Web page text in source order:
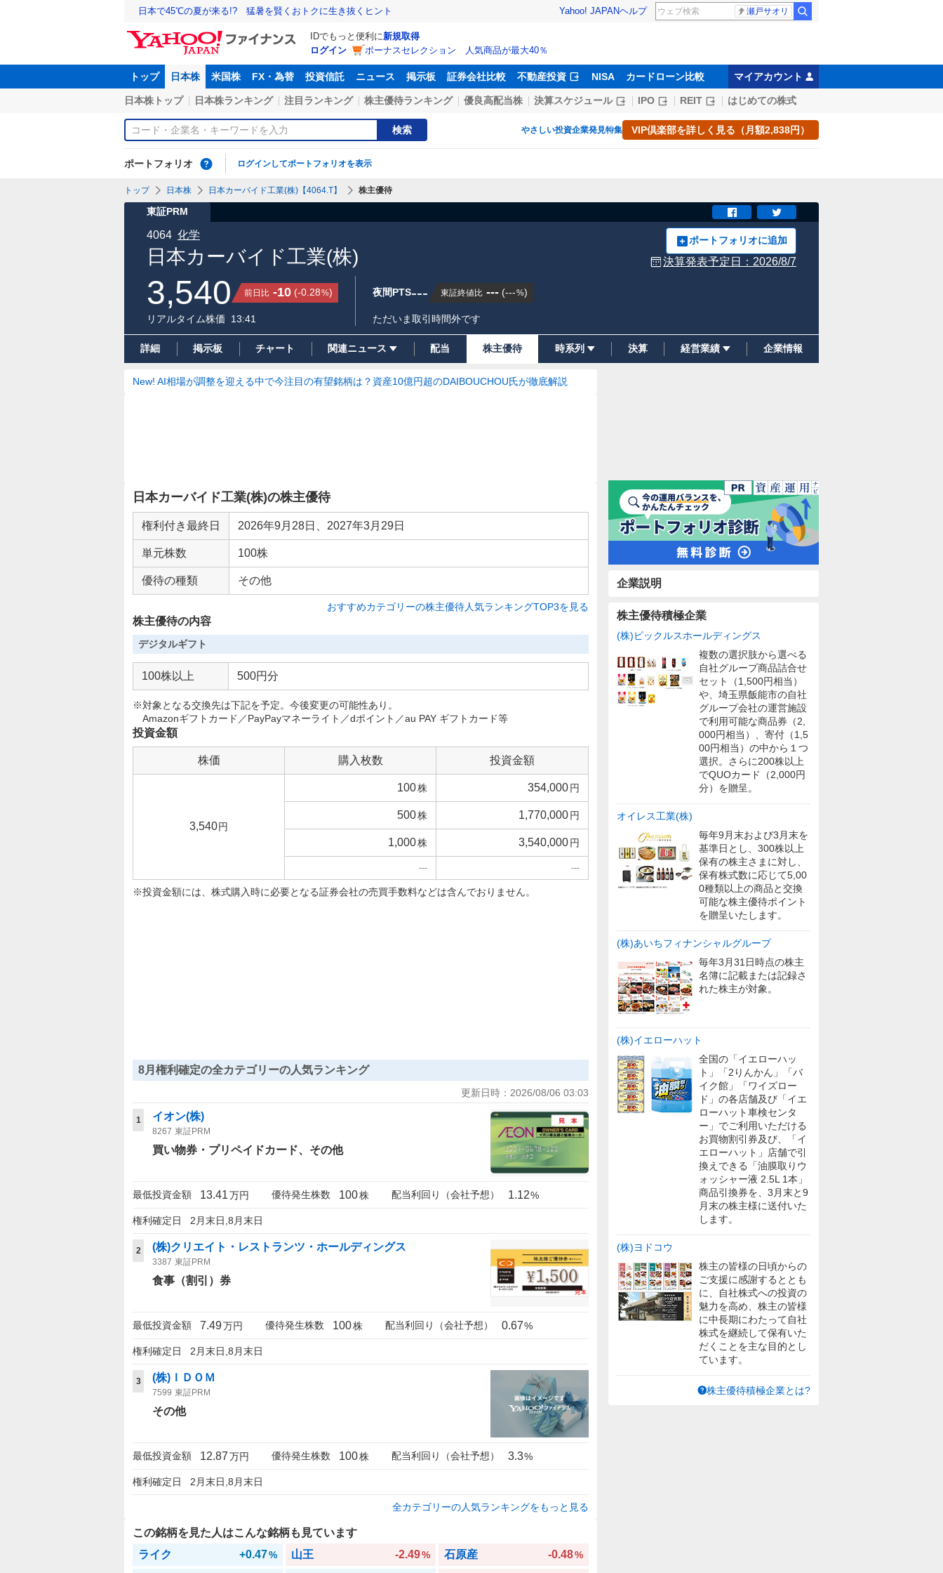
日本で45℃の夏が来る!? 猛暑を賢くおトクに生き抜くヒント Yahoo! JAPANヘルプ 瀬戸サオリ
IDでもっと便利に新規取得
ログイン
ボーナスセレクション 人気商品が最大40％
トップ 日本株 米国株 FX・為替 投資信託 ニュース 掲示板 証券会社比較 不動産投資 NISA カードローン比較 マイアカウント
日本株トップ 日本株ランキング 注目ランキング 株主優待ランキング 優良高配当株 決算スケジュール IPO REIT はじめての株式
検索 やさしい投資企業発見特集 VIP倶楽部を詳しく見る（月額2,838円）
ポートフォリオ ログインしてポートフォリオを表示
トップ 日本株 日本カーバイド工業(株)【4064.T】 株主優待
東証PRM
日本カーバイド工業(株)
4064 化学 ポートフォリオに追加
決算発表予定日： 2026/8/7
3,540 前日比 -10 (-0.28%)
リアルタイム株価 13:41
夜間PTS--- 東証終値比 --- (---%)
ただいま取引時間外です
詳細 掲示板 チャート 関連ニュース 配当 株主優待 時系列 決算 経営業績 企業情報
New! AI相場が調整を迎える中で今注目の有望銘柄は？資産10億円超のDAIBOUCHOU氏が徹底解説
日本カーバイド工業(株)の株主優待
権利付き最終日 2026年9月28日、2027年3月29日
単元株数 100株
優待の種類 その他
おすすめカテゴリーの株主優待人気ランキングTOP3を見る
株主優待の内容
デジタルギフト
100株以上 500円分
※対象となる交換先は下記を予定。今後変更の可能性あり。
Amazonギフトカード／PayPayマネーライト／dポイント／au PAY ギフトカード等
投資金額
株価 購入枚数 投資金額
3,540円
100株 354,000円
500株 1,770,000円
1,000株 3,540,000円
--- ---
投資金額には、株式購入時に必要となる証券会社の売買手数料などは含んでおりません。
8月権利確定の全カテゴリーの人気ランキング
更新日時： 2026/08/06 03:03
1 イオン(株)
8267 東証PRM
買い物券・プリペイドカード その他
最低投資金額 13.41万円 優待発生株数 100株 配当利回り（会社予想） 1.12%
権利確定日 2月末日,8月末日
2 (株)クリエイト・レストランツ・ホールディングス
3387 東証PRM
食事（割引）券
最低投資金額 7.49万円 優待発生株数 100株 配当利回り（会社予想） 0.67%
権利確定日 2月末日,8月末日
3 (株)ＩＤＯＭ
7599 東証PRM
その他
最低投資金額 12.87万円 優待発生株数 100株 配当利回り（会社予想） 3.3%
権利確定日 2月末日,8月末日
全カテゴリーの人気ランキングをもっと見る
この銘柄を見た人はこんな銘柄も見ています
ライク
+0.47% 山王 -2.49% 石原産 -0.48%
企業説明
株主優待積極企業
(株)ピックルスホールディングス
複数の選択肢から選べる
自社グループ商品詰合せ
セット（1,500円相当）
や、埼玉県飯能市の自社
グループ会社の運営施設
で利用可能な商品券（2,
000円相当）、寄付（1,5
00円相当）の中から１つ
選択。さらに200株以上
でQUOカード（2,000円
分）を贈呈。
オイレス工業(株)
毎年9月末および3月末を
基準日とし、300株以上
保有の株主さまに対し、
保有株式数に応じて5,00
0種類以上の商品と交換
可能な株主優待ポイント
を贈呈いたします。
(株)あいちフィナンシャルグループ
毎年3月31日時点の株主
名簿に記載または記録さ
れた株主が対象。
(株)イエローハット
全国の「イエローハッ
ト」「2りんかん」「バ
イク館」「ワイズロー
ド」の各店舗及び「イエ
ローハット車検センタ
ー」でご利用いただける
お買物割引券及び、「イ
エローハット」店舗で引
換えできる「油膜取りウ
ォッシャー液 2.5L 1本」
商品引換券を、3月末と9
月末の株主様に送付いた
します。
(株)ヨドコウ
株主の皆様の日頃からの
ご支援に感謝するととも
に、自社株式への投資の
魅力を高め、株主の皆様
に中長期にわたって自社
株式を継続して保有いた
だくことを主な目的とし
ています。
株主優待積極企業とは?